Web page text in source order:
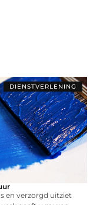
DIENSTVERLENING
en verzorgd uitziet